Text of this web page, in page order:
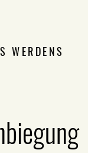
WERDENS